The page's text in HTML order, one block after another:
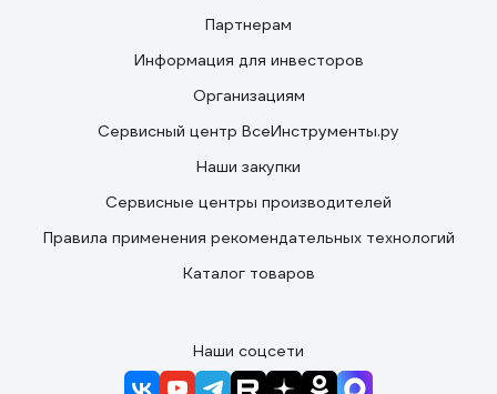
Партнерам
Информация для инвесторов
Организациям
Сервисный центр ВсеИнструменты.ру
Наши закупки
Сервисные центры производителей
Правила применения рекомендательных технологий
Каталог товаров
Наши соцсети